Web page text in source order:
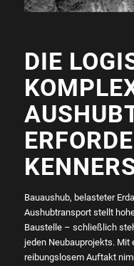
DIE
Bauaushub, belasteter
Aushubtransport stellt
Baustelle – schließlich
jeden Neubauprojekts. Mit
reibungslosem Auftakt